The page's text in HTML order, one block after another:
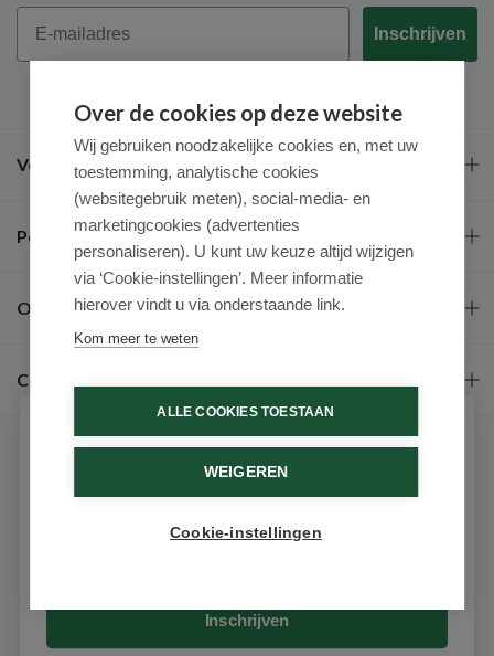
Email
Inschrijven
Veel gestelde vragen
Populaire merken
Over ons
Contact
9.6 / 10 (531 beoordelingen)
Over de cookies op deze website
Wij gebruiken noodzakelijke cookies en, met uw
toestemming, analytische cookies
(websitegebruik meten), social-media- en
marketingcookies (advertenties
personaliseren). U kunt uw keuze altijd wijzigen
via ‘Cookie-instellingen’. Meer informatie
hierover vindt u via onderstaande link.
Kom meer te weten
ALLE COOKIES TOESTAAN
WEIGEREN
Cookie-instellingen
Schrijf je in voor onze nieuwsbrief
Ontvang als eerste de beste aanbiedingen en persoonlijk
advies
Inschrijven